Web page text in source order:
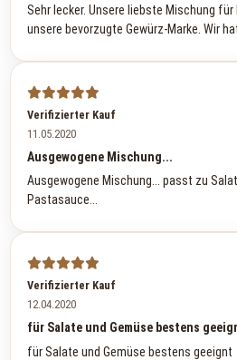
Sehr lecker. Unsere liebste Mischung
unsere bevorzugte Gewürz-Marke. Wir
Verifizierter Kauf
11.05.2020
Ausgewogene Mischung...
Ausgewogene Mischung... passt zu
Pastasauce...
Verifizierter Kauf
12.04.2020
für Salate und Gemüse bestens
für Salate und Gemüse bestens geeignt